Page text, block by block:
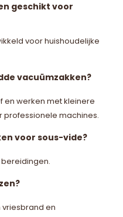
geschikt voor
voor huishoudelijke
vacuümzakken?
en werken met kleinere
professionele machines.
voor sous-vide?
en